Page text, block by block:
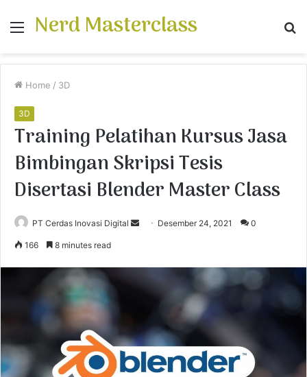
Menu
Nerd Masterclass
Home / 3D
3D
Training Pelatihan Kursus Jasa
Bimbingan Skripsi Tesis
Disertasi Blender Master Class
PT Cerdas Inovasi Digital
m
a
i
Desember 24, 2021 0
166 8 minutes read